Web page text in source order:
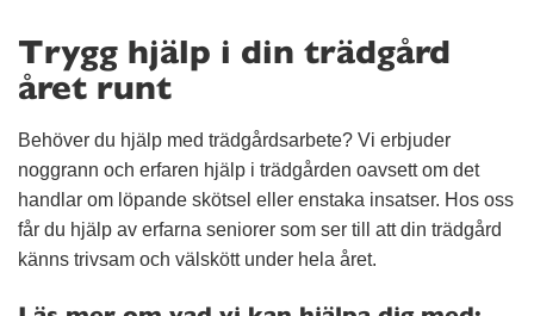
Trygg hjälp i din trädgård
året runt
Behöver du hjälp med trädgårdsarbete? Vi erbjuder
noggrann och erfaren hjälp i trädgården oavsett om det
handlar om löpande skötsel eller enstaka insatser. Hos oss
får du hjälp av erfarna seniorer som ser till att din trädgård
känns trivsam och välskött under hela året.